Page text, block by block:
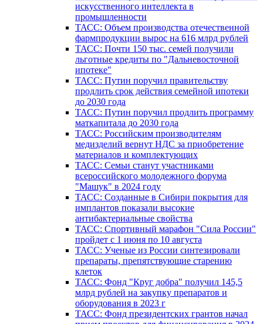
искусственного интеллекта в
промышленности
ТАСС: Объем производства отечественной
фармпродукции вырос на 616 млрд рублей
ТАСС: Почти 150 тыс. семей получили
льготные кредиты по "Дальневосточной
ипотеке"
ТАСС: Путин поручил правительству
продлить срок действия семейной ипотеки
до 2030 года
ТАСС: Путин поручил продлить программу
маткапитала до 2030 года
ТАСС: Российским производителям
медизделий вернут НДС за приобретение
материалов и комплектующих
ТАСС: Семьи станут участниками
всероссийского молодежного форума
"Машук" в 2024 году
ТАСС: Созданные в Сибири покрытия для
имплантов показали высокие
антибактериальные свойства
ТАСС: Спортивный марафон "Сила России"
пройдет с 1 июня по 10 августа
ТАСС: Ученые из России синтезировали
препараты, препятствующие старению
клеток
ТАСС: Фонд "Круг добра" получил 145,5
млрд рублей на закупку препаратов и
оборудования в 2023 г
ТАСС: Фонд президентских грантов начал